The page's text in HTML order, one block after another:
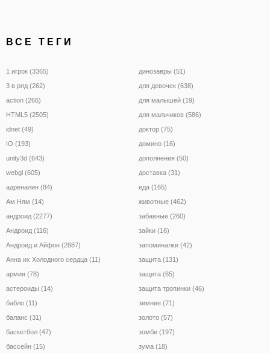
ВСЕ ТЕГИ
1 игрок (3365)
3 в ряд (262)
action (266)
HTML5 (2505)
idnet (49)
IO (193)
unity3d (643)
webgl (605)
адреналин (84)
Ам Ням (14)
андроид (2277)
Андроид (116)
Андроид и Айфон (2887)
Анна их Холодного сердца (11)
армия (78)
астероиды (14)
бабло (11)
баланс (31)
баскетбол (47)
бассейн (15)
динозавры (51)
для девочек (638)
для малышей (19)
для мальчиков (586)
доктор (75)
домино (16)
дополнения (50)
доставка (31)
еда (165)
животные (462)
забавные (260)
зайки (16)
запоминалки (42)
защита (131)
защита (65)
защита тропинки (46)
зимние (71)
золото (57)
зомби (197)
зума (18)